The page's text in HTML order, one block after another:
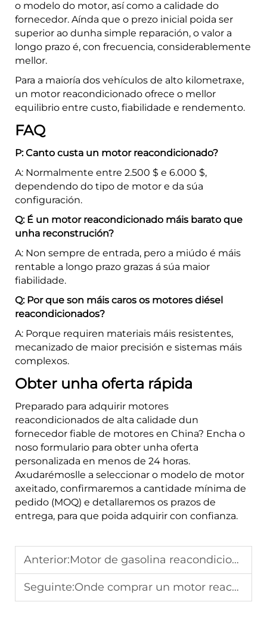
o modelo do motor, así como a calidade do
fornecedor. Aínda que o prezo inicial poida ser
superior ao dunha simple reparación, o valor a
longo prazo é, con frecuencia, considerablemente
mellor.
Para a maioría dos vehículos de alto kilometraxe,
un motor reacondicionado ofrece o mellor
equilibrio entre custo, fiabilidade e rendemento.
FAQ
P: Canto custa un motor reacondicionado?
A: Normalmente entre 2.500 $ e 6.000 $,
dependendo do tipo de motor e da súa
configuración.
Q: É un motor reacondicionado máis barato que
unha reconstrución?
A: Non sempre de entrada, pero a miúdo é máis
rentable a longo prazo grazas á súa maior
fiabilidade.
Q: Por que son máis caros os motores diésel
reacondicionados?
A: Porque requiren materiais máis resistentes,
mecanizado de maior precisión e sistemas máis
complexos.
Obter unha oferta rápida
Preparado para adquirir motores
reacondicionados de alta calidade dun
fornecedor fiable de motores en China? Encha o
noso formulario para obter unha oferta
personalizada en menos de 24 horas.
Axudarémoslle a seleccionar o modelo de motor
axeitado, confirmaremos a cantidade mínima de
pedido (MOQ) e detallaremos os prazos de
entrega, para que poida adquirir con confianza.
Anterior:Motor de gasolina reacondicionado en venda: Guía completa de compra
Seguinte:Onde comprar un motor reacondicionado: 7 cousas que comprobar antes de pedilo